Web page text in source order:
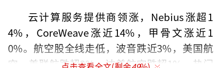
云计算服务提供商领涨，Nebius涨超1
4%，CoreWeave涨近14%，甲骨文涨近1
0%。航空股全线走低，波音跌近3%，美国航
空、美联航跌超2%，达美航空跌超1%。热门